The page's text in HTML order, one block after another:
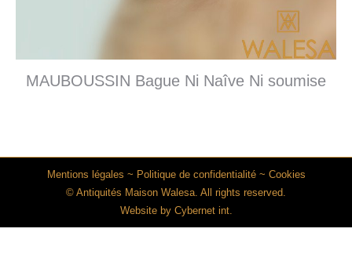
MAUBOUSSIN Bague Ni Naîve Ni soumise
Mentions légales ~ Politique de confidentialité~ Cookies
© Antiquités Maison Walesa. All rights reserved.
Website by Cybernet int.